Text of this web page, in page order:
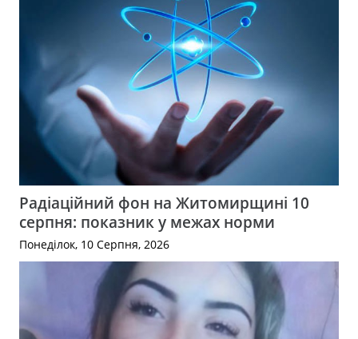
Радіаційний фон на Житомирщині 10
серпня: показник у межах норми
Понеділок, 10 Серпня, 2026